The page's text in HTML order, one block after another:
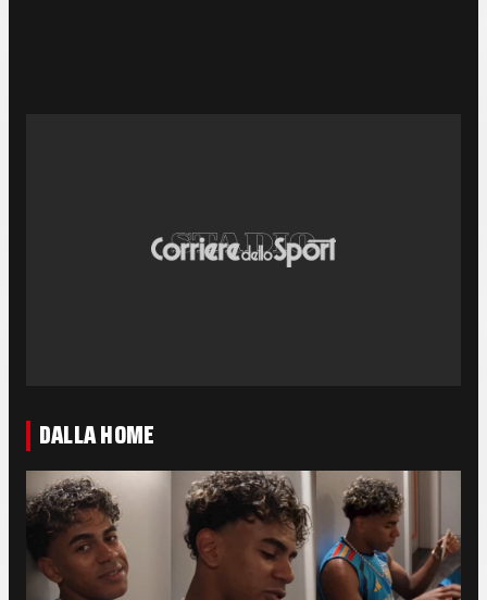
DALLA HOME